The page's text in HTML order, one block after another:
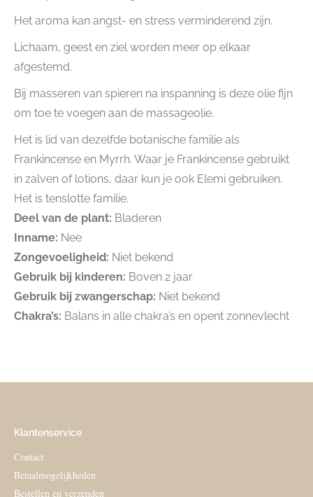
Het aroma kan angst- en stress verminderend zijn.
Lichaam, geest en ziel worden meer op elkaar
afgestemd.
Bij masseren van spieren na inspanning is deze olie fijn
om toe te voegen aan de massageolie.
Het is lid van dezelfde botanische familie als
Frankincense en Myrrh. Waar je Frankincense gebruikt
in zalven of lotions, daar kun je ook Elemi gebruiken.
Het is tenslotte familie.
Deel van de plant: Bladeren
Inname: Nee
Zongevoeligheid: Niet bekend
Gebruik bij kinderen: Boven 2 jaar
Gebruik bij zwangerschap: Niet bekend
Chakra’s: Balans in alle chakra’s en opent zonnevlecht
Klantenservice
Contact
Betaalmogelijkheden
Bestellen en verzenden